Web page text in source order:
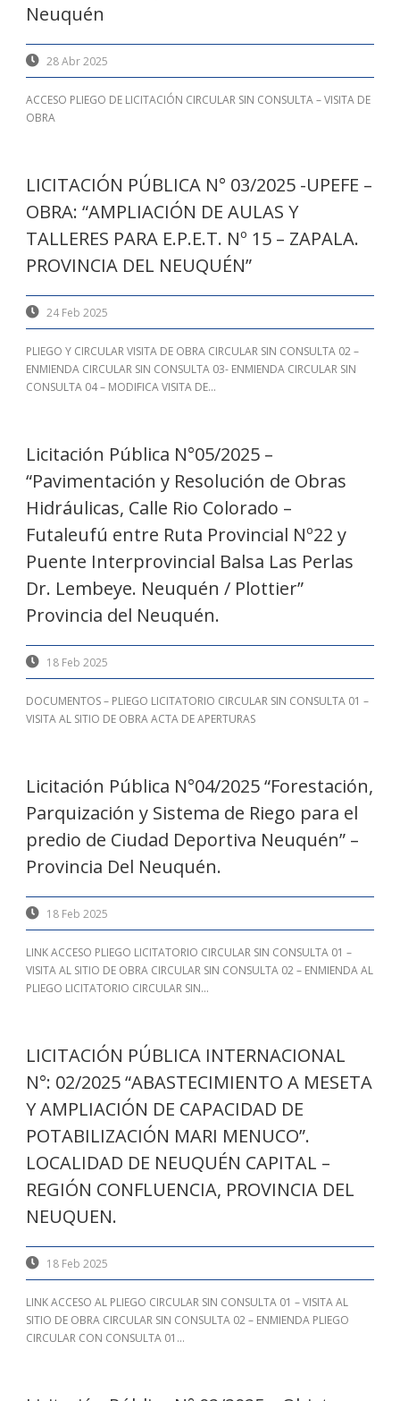
Neuquén
28 Abr 2025
ACCESO PLIEGO DE LICITACIÓN CIRCULAR SIN CONSULTA – VISITA DE
OBRA
LICITACIÓN PÚBLICA N° 03/2025 -UPEFE –
OBRA: “AMPLIACIÓN DE AULAS Y
TALLERES PARA E.P.E.T. Nº 15 – ZAPALA.
PROVINCIA DEL NEUQUÉN”
24 Feb 2025
PLIEGO Y CIRCULAR VISITA DE OBRA CIRCULAR SIN CONSULTA 02 –
ENMIENDA CIRCULAR SIN CONSULTA 03- ENMIENDA CIRCULAR SIN
CONSULTA 04 – MODIFICA VISITA DE...
Licitación Pública N°05/2025 –
“Pavimentación y Resolución de Obras
Hidráulicas, Calle Rio Colorado –
Futaleufú entre Ruta Provincial Nº22 y
Puente Interprovincial Balsa Las Perlas
Dr. Lembeye. Neuquén / Plottier”
Provincia del Neuquén.
18 Feb 2025
DOCUMENTOS – PLIEGO LICITATORIO CIRCULAR SIN CONSULTA 01 –
VISITA AL SITIO DE OBRA ACTA DE APERTURAS
Licitación Pública N°04/2025 “Forestación,
Parquización y Sistema de Riego para el
predio de Ciudad Deportiva Neuquén” –
Provincia Del Neuquén.
18 Feb 2025
LINK ACCESO PLIEGO LICITATORIO CIRCULAR SIN CONSULTA 01 –
VISITA AL SITIO DE OBRA CIRCULAR SIN CONSULTA 02 – ENMIENDA AL
PLIEGO LICITATORIO CIRCULAR SIN...
LICITACIÓN PÚBLICA INTERNACIONAL
N°: 02/2025 “ABASTECIMIENTO A MESETA
Y AMPLIACIÓN DE CAPACIDAD DE
POTABILIZACIÓN MARI MENUCO”.
LOCALIDAD DE NEUQUÉN CAPITAL –
REGIÓN CONFLUENCIA, PROVINCIA DEL
NEUQUEN.
18 Feb 2025
LINK ACCESO AL PLIEGO CIRCULAR SIN CONSULTA 01 – VISITA AL
SITIO DE OBRA CIRCULAR SIN CONSULTA 02 – ENMIENDA PLIEGO
CIRCULAR CON CONSULTA 01...